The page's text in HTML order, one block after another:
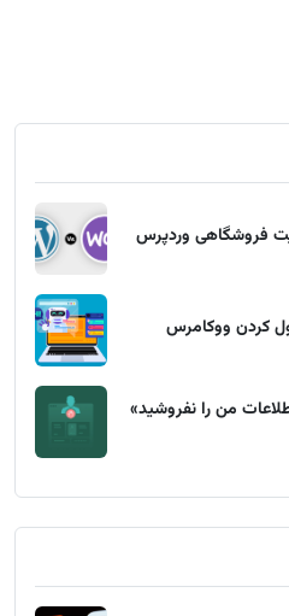
فروشگاهی وردپرس
من را نفروشید»